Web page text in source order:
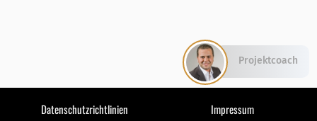
Datenschutzrichtlinien Impressum
Projektcoach